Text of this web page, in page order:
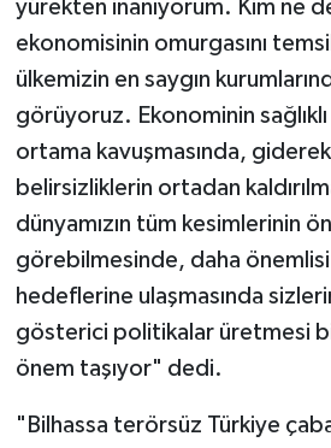
yürekten inanıyorum. Kim ne
ekonomisinin omurgasını
ülkemizin en saygın
görüyoruz. Ekonominin
ortama kavuşmasında,
belirsizliklerin ortadan
dünyamızın tüm kesimlerinin
görebilmesinde, daha
hedeflerine ulaşmasında
gösterici politikalar üretmesi
önem taşıyor" dedi.
"Bilhassa terörsüz Türkiye